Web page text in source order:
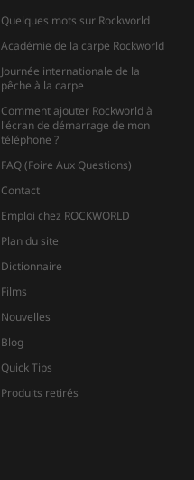
Quelques mots sur Rockworld
Académie de la carpe Rockworld
Journée internationale de la
pêche à la carpe
Comment ajouter Rockworld à
l'écran de démarrage de mon
téléphone ?
FAQ (Foire Aux Questions)
Contact
Emploi chez ROCKWORLD
Plan du site
Dictionnaire
Films
Nouvelles
Blog
Quick Tips
Produits retirés